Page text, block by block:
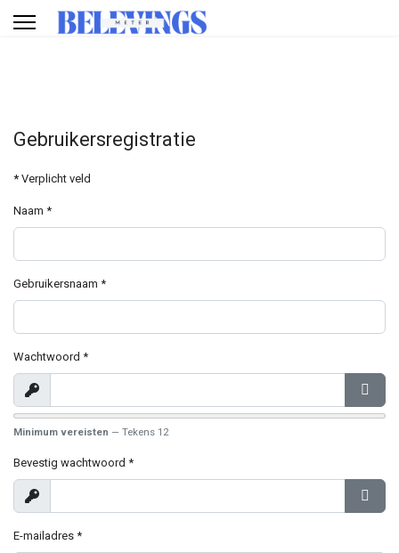
Gebruikersregistratie
* Verplicht veld
Naam *
Gebruikersnaam *
Wachtwoord *
Toon
Minimum vereisten — Tekens 12
Bevestig wachtwoord *
Toon
E-mailadres *